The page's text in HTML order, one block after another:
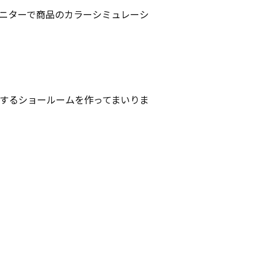
ターで商品のカラーシミュレーシ
るショールームを作ってまいりま